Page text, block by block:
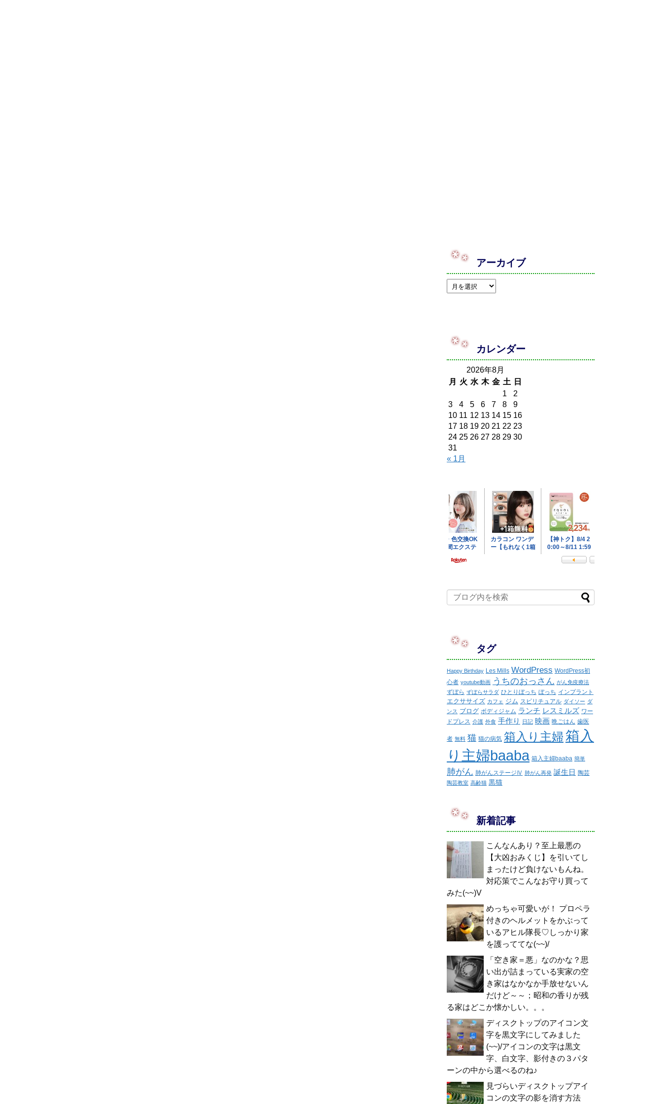
アーカイブ
カレンダー
2026年8月
月
火 水 木 金 土
日
1
2
3
4 5 6 7 8
9
10 11 12 13 14 15 16
17 18 19 20 21 22 23
24 25 26 27 28 29 30
31
« 1月
タグ
Happy Birthday Les Mills WordPress WordPress初
心者 youtube動画 うちのおっさん がん免疫療法
ずぼら ずぼらサラダ ひとりぼっち ぼっち インプラント
エクササイズ カフェ ジム スピリチュアル ダイソー ダ
ンス ブログ ボディジャム ランチ レスミルズ ワー
ドプレス 介護 外食 手作り 日記 映画 晩ごはん 歯医
者 無料 猫 猫の病気 箱入り主婦 箱入
り主婦baaba 箱入主婦baaba 簡単
肺がん 肺がんステージⅣ 肺がん再発 誕生日 陶芸
陶芸教室 高齢猫 黒猫
新着記事
こんなんあり？至上最悪の
【大凶おみくじ】を引いてし
まったけど負けないもんね。
対応策でこんなお守り買って
みた(~~)V
めっちゃ可愛いが！ プロペラ
付きのヘルメットをかぶって
いるアヒル隊長♡しっかり家
を護っててな(~~)/
「空き家＝悪」なのかな？思
い出が詰まっている実家の空
き家はなかなか手放せないん
だけど～～；昭和の香りが残
る家はどこか懐かしい。。。
ディスクトップのアイコン文
字を黒文字にしてみました
(~~)/アイコンの文字は黒文
字、白文字、影付きの３パタ
ーンの中から選べるのね♪
見づらいディスクトップアイ
コンの文字の影を消す方法